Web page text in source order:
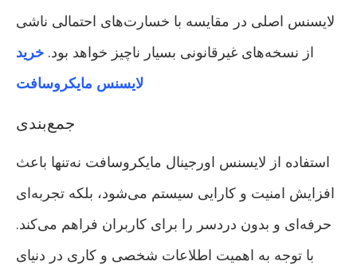
لایسنس اصلی در مقایسه با خسارت‌های احتمالی ناشی
از نسخه‌های غیرقانونی بسیار ناچیز خواهد بود. خرید
لایسنس مایکروسافت
جمع‌بندی
استفاده از لایسنس اورجینال مایکروسافت نه‌تنها باعث
افزایش امنیت و کارایی سیستم می‌شود، بلکه تجربه‌ای
حرفه‌ای و بدون دردسر را برای کاربران فراهم می‌کند.
با توجه به اهمیت اطلاعات شخصی و کاری در دنیای